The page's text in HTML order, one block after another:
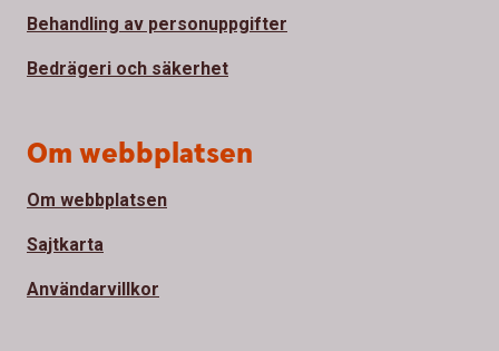
Behandling av personuppgifter
Bedrägeri och säkerhet
Om webbplatsen
Om webbplatsen
Sajtkarta
Användarvillkor